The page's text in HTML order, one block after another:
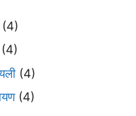
(4)
(4)
(4)
(4)